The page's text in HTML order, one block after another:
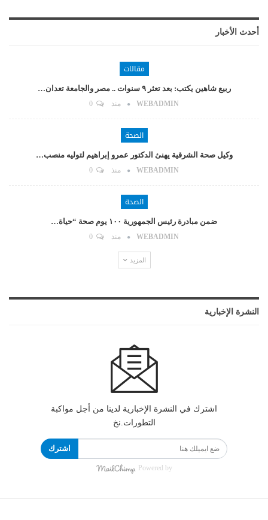
أحدث الأخبار
مقالات
ربيع شاهين يكتب: بعد تعثر ٩ سنوات .. مصر والجامعة تعدان…
WEBADMIN منذ
الصحة
وكيل صحة الشرقية يهنئ الدكتور عمرو إبراهيم لتوليه منصب…
WEBADMIN منذ
الصحة
ضمن مبادرة رئيس الجمهورية ١٠٠ يوم صحة “حياة…
WEBADMIN منذ
المزيد
النشرة الإخبارية
اشترك في النشرة الإخبارية لدينا من أجل مواكبة
التطورات.نخ
اشترك
Powered by